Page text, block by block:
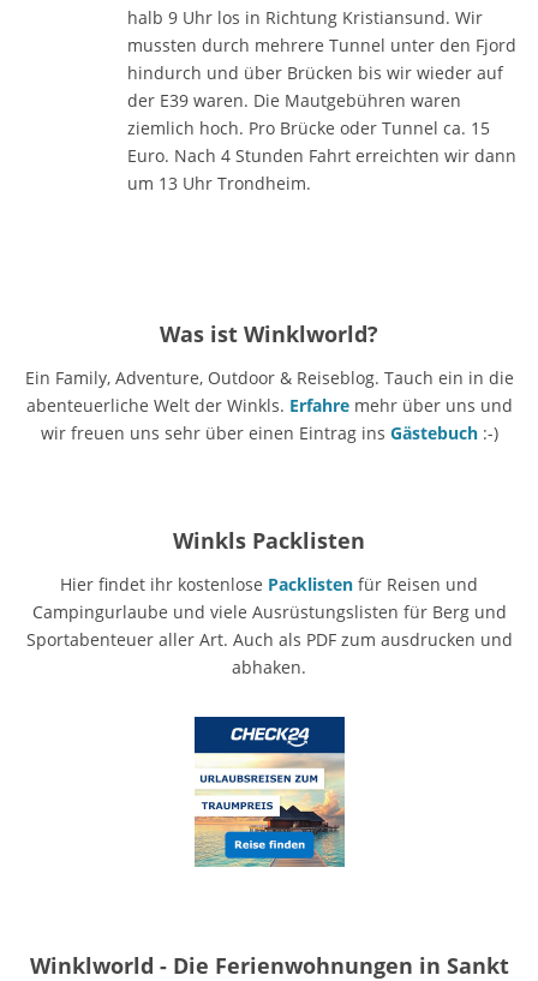
halb 9 Uhr los in Richtung Kristiansund. Wir
mussten durch mehrere Tunnel unter den Fjord
hindurch und über Brücken bis wir wieder auf
der E39 waren. Die Mautgebühren waren
ziemlich hoch. Pro Brücke oder Tunnel ca. 15
Euro. Nach 4 Stunden Fahrt erreichten wir dann
um 13 Uhr Trondheim.
Was ist Winklworld?
Ein Family, Adventure, Outdoor & Reiseblog. Tauch ein in die
abenteuerliche Welt der Winkls. Erfahremehr über uns und
wir freuen uns sehr über einen Eintrag ins Gästebuch:-)
Winkls Packlisten
Hier findet ihr kostenlose Packlisten für Reisen und
Campingurlaube und viele Ausrüstungslisten für Berg und
Sportabenteuer aller Art. Auch als PDF zum ausdrucken und
abhaken.
Winklworld - Die Ferienwohnungen in Sankt